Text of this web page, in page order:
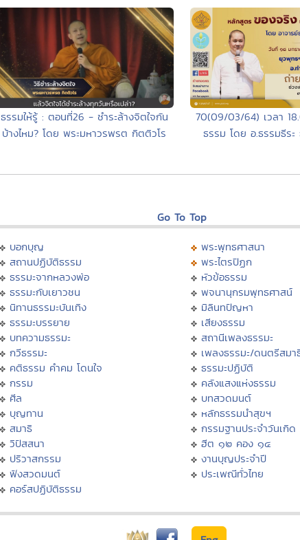
ธรรมให้รู้ : ตอนที่26 - ชำระล้างจิตใจกัน
บ้างไหม? โดย พระมหาวรพรต กิตติวโร
70(09/03/64) เวลา
ธรรม โดย อ.ธรรมธีร
Go To Top
บอกบุญ
สถานปฏิบัติธรรม
ธรรมะจากหลวงพ่อ
ธรรมะกับเยาวชน
นิทานธรรมะบันเทิง
ธรรมะบรรยาย
บทความธรรมะ
กวีธรรมะ
คติธรรม คำคม โดนใจ
กรรม
ศีล
บุญทาน
สมาธิ
วิปัสสนา
ปริวาสกรรม
ฟังสวดมนต์
คอร์สปฏิบัติธรรม
พระพุทธศาสนา
พระไตรปิฏก
หัวข้อธรรม
พจนานุกรมพุทธศาสน์
มิลินทปัญหา
เสียงธรรม
สถานีเพลงธรรมะ
เพลงธรรมะ/ดนตรีสมา
ธรรมะปฏิบัติ
คลังแสงแห่งธรรม
บทสวดมนต์
หลักธรรมนำสุขฯ
กรรมฐานประจำวันเกิด
ฮีต ๑๒ คอง ๑๔
งานบุญประจำปี
ประเพณีทั่วไทย